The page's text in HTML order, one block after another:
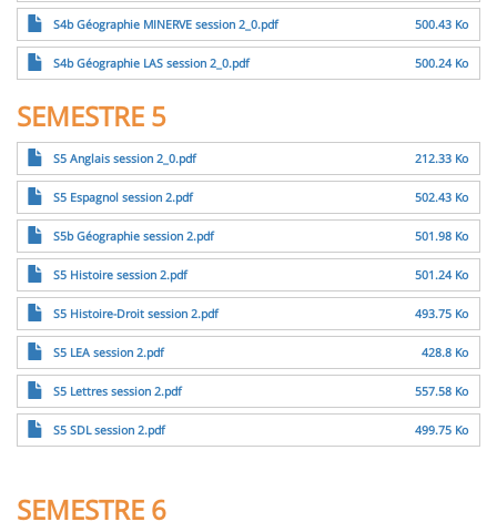
FichierS4b Géographie MINERVE session 2_0.pdf 500.43 Ko
FichierS4b Géographie LAS session 2_0.pdf 500.24 Ko
SEMESTRE 5
FichierS5 Anglais session 2_0.pdf 212.33 Ko
FichierS5 Espagnol session 2.pdf 502.43 Ko
FichierS5b Géographie session 2.pdf 501.98 Ko
FichierS5 Histoire session 2.pdf 501.24 Ko
FichierS5 Histoire-Droit session 2.pdf 493.75 Ko
FichierS5 LEA session 2.pdf 428.8 Ko
FichierS5 Lettres session 2.pdf 557.58 Ko
FichierS5 SDL session 2.pdf 499.75 Ko
SEMESTRE 6